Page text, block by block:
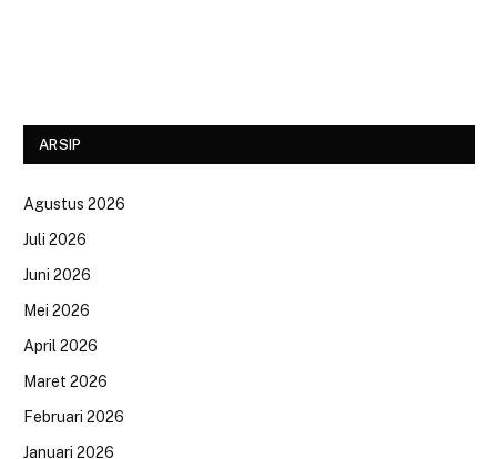
ARSIP
Agustus 2026
Juli 2026
Juni 2026
Mei 2026
April 2026
Maret 2026
Februari 2026
Januari 2026